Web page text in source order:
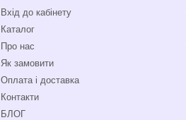
Вхід до кабінету
Каталог
Про нас
Як замовити
Оплата і доставка
Контакти
БЛОГ